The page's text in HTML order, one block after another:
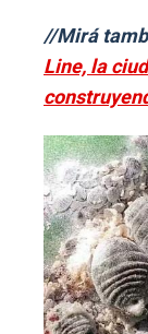
//Mirá
Line, la